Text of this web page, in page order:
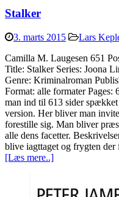
Stalker
3. marts 2015
Lars
Camilla M. Laugesen 651
Title: Stalker Series: Joona
Genre: Kriminalroman
Format: alle formater Pages:
man ind til 613 sider
version. Her bliver man
forestille sig. Man bliver
alle dens facetter.
blive iagttaget og frygten
[Læs mere..]